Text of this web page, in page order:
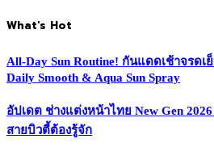
What's Hot
All-Day Sun Routine! กันแดดเช้าจรดเ
Daily Smooth & Aqua Sun Spray
อัปเดต ช่างแต่งหน้าไทย New Gen
สายบิวตี้ต้องรู้จัก